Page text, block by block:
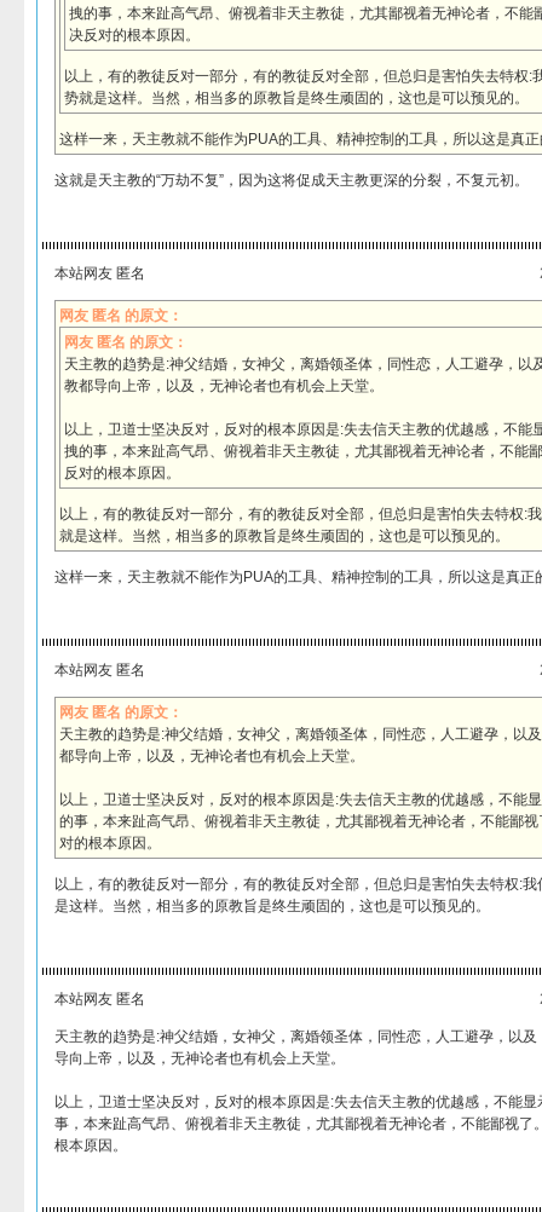
拽的事，本来趾高气昂、俯视着非天主教徒，尤其鄙视着无神论者，不能
决反对的根本原因。
以上，有的教徒反对一部分，有的教徒反对全部，但总归是害怕失去特权:
势就是这样。当然，相当多的原教旨是终生顽固的，这也是可以预见的。
这样一来，天主教就不能作为PUA的工具、精神控制的工具，所以这是真
这就是天主教的“万劫不复”，因为这将促成天主教更深的分裂，不复元初。
本站网友 匿名
网友 匿名 的原文：
网友 匿名 的原文：
天主教的趋势是:神父结婚，女神父，离婚领圣体，同性恋，人工避孕，
教都导向上帝，以及，无神论者也有机会上天堂。
以上，卫道士坚决反对，反对的根本原因是:失去信天主教的优越感，不能
拽的事，本来趾高气昂、俯视着非天主教徒，尤其鄙视着无神论者，不能
反对的根本原因。
以上，有的教徒反对一部分，有的教徒反对全部，但总归是害怕失去特权:
就是这样。当然，相当多的原教旨是终生顽固的，这也是可以预见的。
这样一来，天主教就不能作为PUA的工具、精神控制的工具，所以这是真正
本站网友 匿名
网友 匿名 的原文：
天主教的趋势是:神父结婚，女神父，离婚领圣体，同性恋，人工避孕，
都导向上帝，以及，无神论者也有机会上天堂。
以上，卫道士坚决反对，反对的根本原因是:失去信天主教的优越感，不能
的事，本来趾高气昂、俯视着非天主教徒，尤其鄙视着无神论者，不能鄙
对的根本原因。
以上，有的教徒反对一部分，有的教徒反对全部，但总归是害怕失去特权:
是这样。当然，相当多的原教旨是终生顽固的，这也是可以预见的。
本站网友 匿名
天主教的趋势是:神父结婚，女神父，离婚领圣体，同性恋，人工避孕，以
导向上帝，以及，无神论者也有机会上天堂。
以上，卫道士坚决反对，反对的根本原因是:失去信天主教的优越感，不能
事，本来趾高气昂、俯视着非天主教徒，尤其鄙视着无神论者，不能鄙视了
根本原因。